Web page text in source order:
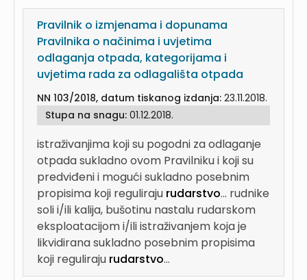
Pravilnik o izmjenama i dopunama
Pravilnika o načinima i uvjetima
odlaganja otpada, kategorijama i
uvjetima rada za odlagališta otpada
NN 103/2018, datum tiskanog izdanja: 23.11.2018.
Stupa na snagu: 01.12.2018.
istraživanjima koji su pogodni za odlaganje
otpada sukladno ovom Pravilniku i koji su
predviđeni i mogući sukladno posebnim
propisima koji reguliraju rudarstvo... rudnike
soli i/ili kalija, bušotinu nastalu rudarskom
eksploatacijom i/ili istraživanjem koja je
likvidirana sukladno posebnim propisima
koji reguliraju rudarstvo...